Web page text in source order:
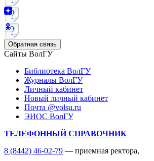
Обратная связь
Сайты ВолГУ
Библиотека ВолГУ
Журналы ВолГУ
Личный кабинет
Новый личный кабинет
Почта @volsu.ru
ЭИОС ВолГУ
ТЕЛЕФОННЫЙ СПРАВОЧНИК
8 (8442) 46-02-79 — приемная ректора,